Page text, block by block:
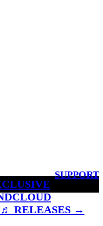
SUPPORT
♬ RELEASES →